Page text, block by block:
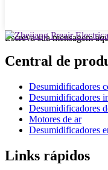
Escreva sua mensagem
Central de
Desumidificadores
Desumidificadores
Desumidificadores
Motores de ar
Desumidificadores
Links rápidos